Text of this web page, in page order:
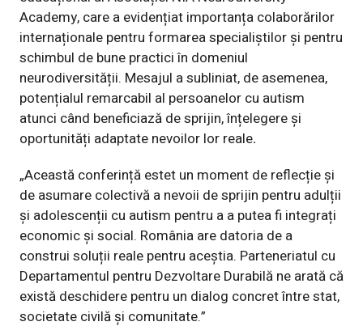
Academy, care a evidențiat importanța colaborărilor
internaționale pentru formarea specialiștilor și pentru
schimbul de bune practici în domeniul
neurodiversității. Mesajul a subliniat, de asemenea,
potențialul remarcabil al persoanelor cu autism
atunci când beneficiază de sprijin, înțelegere și
oportunități adaptate nevoilor lor reale.
„Această conferință estet un moment de reflecție și
de asumare colectivă a nevoii de sprijin pentru adulții
și adolescenții cu autism pentru a a putea fi integrați
economic și social. România are datoria de a
construi soluții reale pentru aceștia. Parteneriatul cu
Departamentul pentru Dezvoltare Durabilă ne arată că
există deschidere pentru un dialog concret între stat,
societate civilă și comunitate.”